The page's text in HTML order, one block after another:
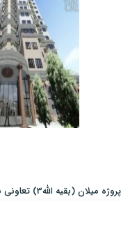
پروژه میلان (بقیه الله3) تعاونی نامی اریکه پارسیان